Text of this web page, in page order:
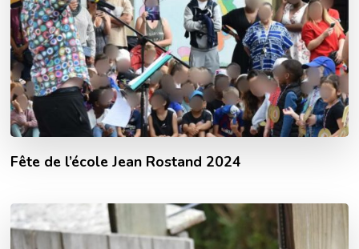
Fête de l’école Jean Rostand 2024